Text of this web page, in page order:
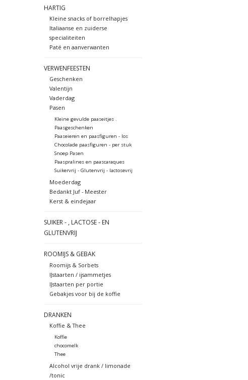
HARTIG
Kleine snacks of borrelhapjes
Italiaanse en zuiderse
specialiteiten
Paté en aanverwanten
VERWENFEESTEN
Geschenken
Valentijn
Vaderdag
Pasen
Kleine gevulde paaseitjes .
Paasgeschenken
Paaseieren en paasfiguren - los
Chocolade paasfiguren - per stuk
Snoep Pasen
Paaspralines en paascaraques
Suikervrij - Glutenvrij - lactosevrij
Moederdag
Bedankt Juf - Meester
Kerst & eindejaar
SUIKER - , LACTOSE - EN
GLUTENVRIJ
ROOMIJS & GEBAK
Roomijs & Sorbets
IJstaarten / ijsammetjes
IJstaarten per portie
Gebakjes voor bij de koffie
DRANKEN
Koffie & Thee
Koffie
chocomelk
Thee
Alcohol vrije drank / limonade
/tonic